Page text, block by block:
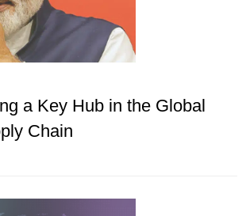
a Key Hub in the Global
Chain